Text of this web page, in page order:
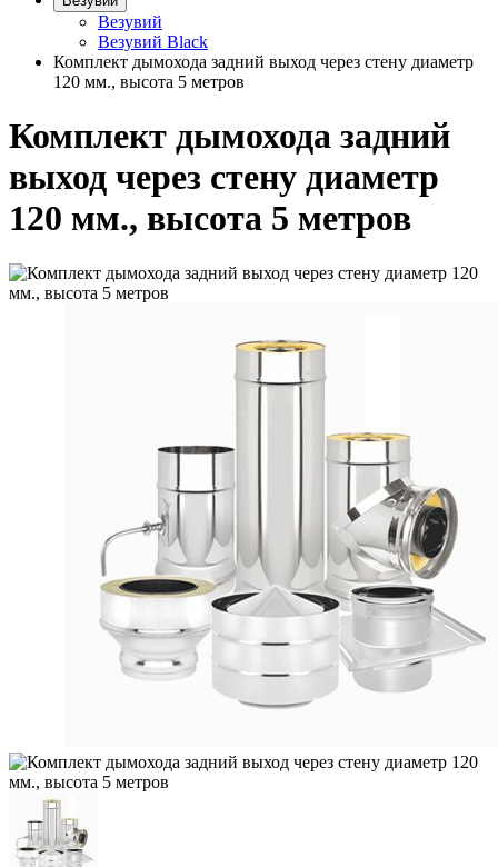
Везувий
Везувий Black
Комплект дымохода задний выход через стену диаметр
120 мм., высота 5 метров
Комплект дымохода задний
выход через стену диаметр
120 мм., высота 5 метров